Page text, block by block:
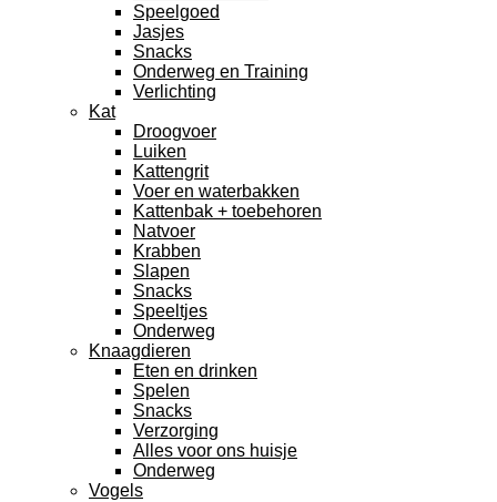
Speelgoed
Jasjes
Snacks
Onderweg en Training
Verlichting
Kat
Droogvoer
Luiken
Kattengrit
Voer en waterbakken
Kattenbak + toebehoren
Natvoer
Krabben
Slapen
Snacks
Speeltjes
Onderweg
Knaagdieren
Eten en drinken
Spelen
Snacks
Verzorging
Alles voor ons huisje
Onderweg
Vogels